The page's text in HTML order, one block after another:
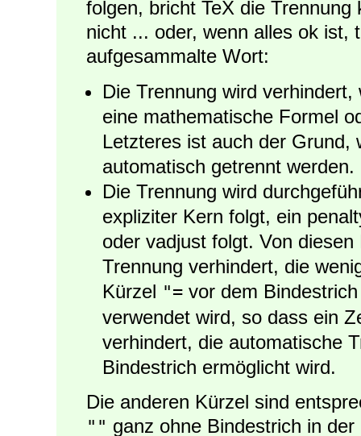
folgen, bricht TeX die
nicht ... oder, wenn alles ok ist,
aufgesammalte Wort:
Die Trennung wird
eine mathematische Formel
Letzteres ist auch der
automatisch getrennt werden.
Die Trennung wird
expliziter Kern folgt, ein
oder vadjust folgt. Von
Trennung verhindert, die
Kürzel "= vor dem
verwendet wird, so dass ein
verhindert, die automatische
Bindestrich ermöglicht wird.
Die anderen Kürzel sind
"" ganz ohne Bindestrich in